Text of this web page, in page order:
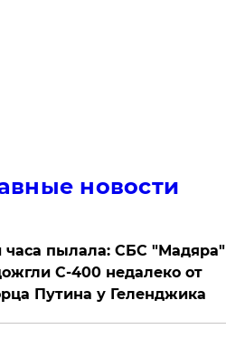
новости
часа пылала: СБС "Мадяра"
С-400 недалеко от
Путина у Геленджика